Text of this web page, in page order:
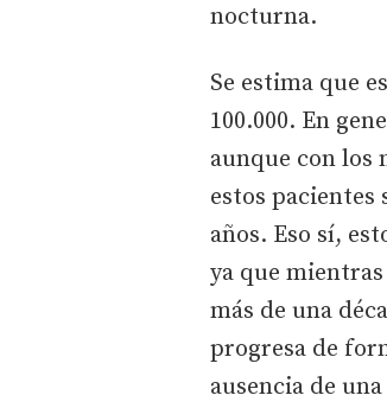
nocturna.
Se estima que
100.000. En
aunque con los
estos
años. Eso sí,
ya que
más de una
progresa de
ausencia de